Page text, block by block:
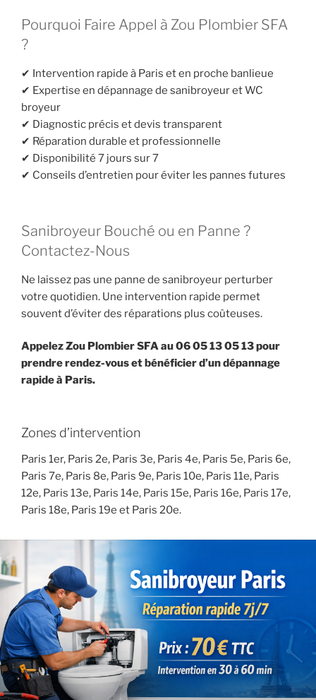
Pourquoi Faire Appel à Zou Plombier SFA
?
✔ Intervention rapide à Paris et en proche banlieue
✔ Expertise en dépannage de sanibroyeur et WC
broyeur
✔ Diagnostic précis et devis transparent
✔ Réparation durable et professionnelle
✔ Disponibilité 7 jours sur 7
✔ Conseils d’entretien pour éviter les pannes futures
Sanibroyeur Bouché ou en Panne ?
Contactez-Nous
Ne laissez pas une panne de sanibroyeur perturber
votre quotidien. Une intervention rapide permet
souvent d’éviter des réparations plus coûteuses.
Appelez Zou Plombier SFA au 06 05 13 05 13 pour
prendre rendez-vous et bénéficier d’un dépannage
rapide à Paris.
Zones d’intervention
Paris 1er, Paris 2e, Paris 3e, Paris 4e, Paris 5e, Paris 6e,
Paris 7e, Paris 8e, Paris 9e, Paris 10e, Paris 11e, Paris
12e, Paris 13e, Paris 14e, Paris 15e, Paris 16e, Paris 17e,
Paris 18e, Paris 19e et Paris 20e.